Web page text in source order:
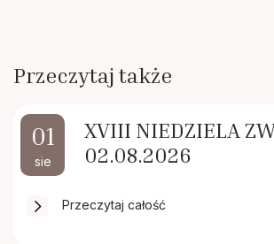
Przeczytaj także
01
sie
XVIII NIEDZIELA
02.08.2026
Przeczytaj całość